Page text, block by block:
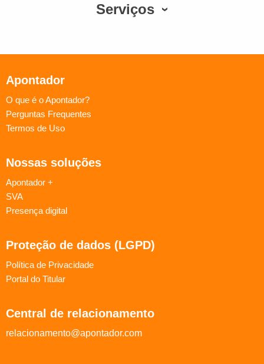
Serviços
Apontador
O que é o Apontador?
Perguntas Frequentes
Termos de Uso
Nossas soluções
Apontador +
SVA
Presença digital
Proteção de dados (LGPD)
Política de Privacidade
Portal do Titular
Central de relacionamento
relacionamento@apontador.com